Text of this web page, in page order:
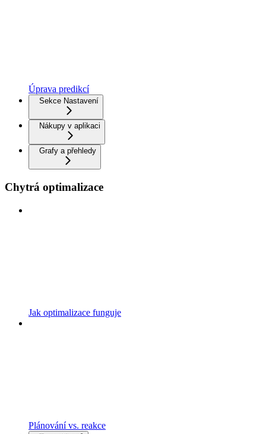
Úprava predikcí
Sekce Nastavení
Nákupy v aplikaci
Grafy a přehledy
Chytrá optimalizace
Jak optimalizace funguje
Plánování vs. reakce